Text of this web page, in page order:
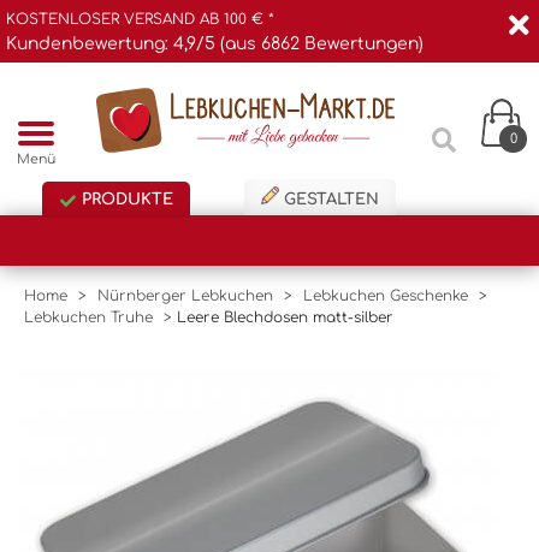
KOSTENLOSER VERSAND AB 100 € *
Kundenbewertung: 4,9/5 (aus 6862 Bewertungen)
Menü
0
PRODUKTE GESTALTEN
Home > Nürnberger Lebkuchen > Lebkuchen Geschenke
>
Lebkuchen Truhe
> Leere Blechdosen matt-silber